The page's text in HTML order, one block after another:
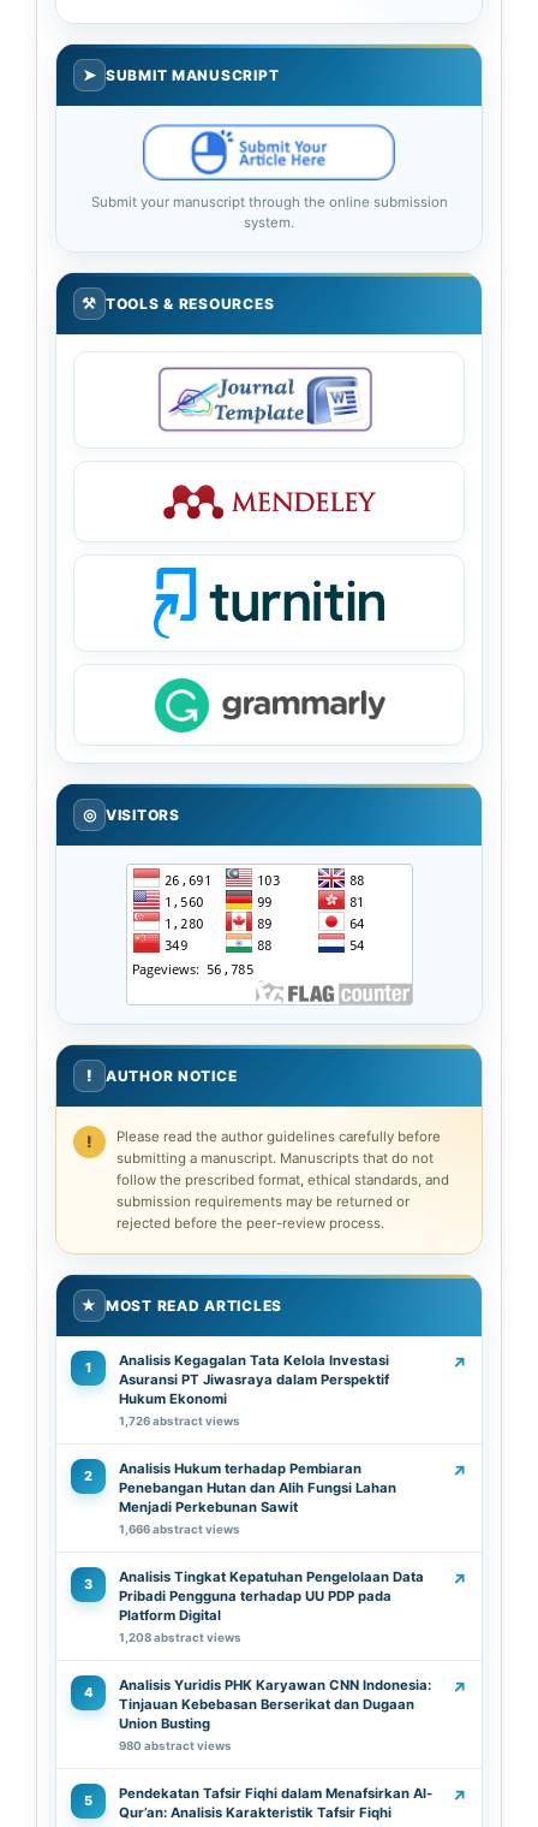
➤ SUBMIT MANUSCRIPT
Submit your manuscript through the online submission
system.
⚒ TOOLS & RESOURCES
◎ VISITORS
! AUTHOR NOTICE
Please read the author guidelines carefully before
submitting a manuscript. Manuscripts that do not
follow the prescribed format, ethical standards, and
submission requirements may be returned or
rejected before the peer-review process.
★ MOST READ ARTICLES
1
Analisis Kegagalan Tata Kelola Investasi
Asuransi PT Jiwasraya dalam Perspektif
Hukum Ekonomi
1,726 abstract views
↗
2
Analisis Hukum terhadap Pembiaran
Penebangan Hutan dan Alih Fungsi Lahan
Menjadi Perkebunan Sawit
1,666 abstract views
↗
3
Analisis Tingkat Kepatuhan Pengelolaan Data
Pribadi Pengguna terhadap UU PDP pada
Platform Digital
1,208 abstract views
↗
4
Analisis Yuridis PHK Karyawan CNN Indonesia:
Tinjauan Kebebasan Berserikat dan Dugaan
Union Busting
980 abstract views
↗
5
Pendekatan Tafsir Fiqhi dalam Menafsirkan Al-
Qur’an: Analisis Karakteristik Tafsir Fiqhi
↗